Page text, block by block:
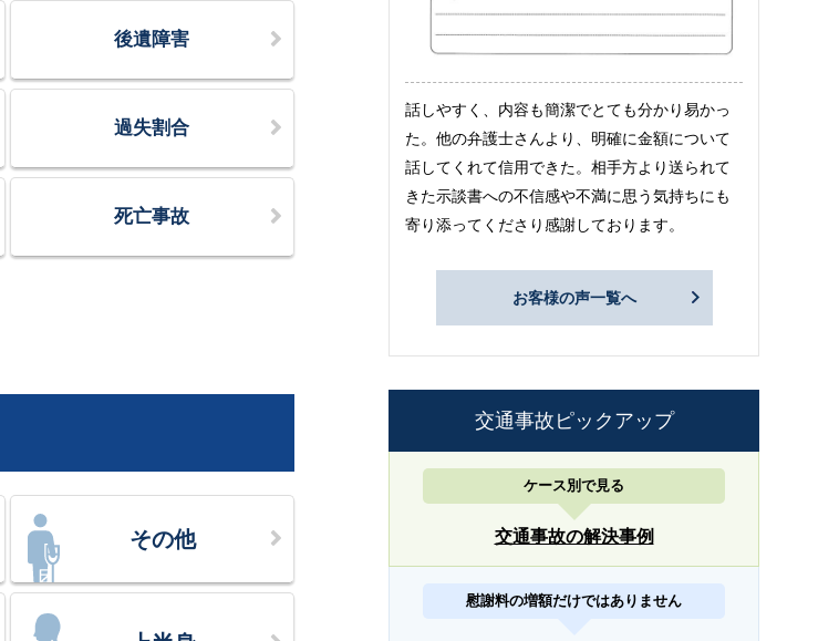
後遺障害
過失割合
死亡事故
その他
話しやすく、内容も簡潔でとても分かり易かっ
た。他の弁護士さんより、明確に金額について
話してくれて信用できた。相手方より送られて
きた示談書への不信感や不満に思う気持ちにも
寄り添ってくださり感謝しております。
お客様の声一覧へ
交通事故ピックアップ
ケース別で見る
交通事故の解決事例
慰謝料の増額だけではありません